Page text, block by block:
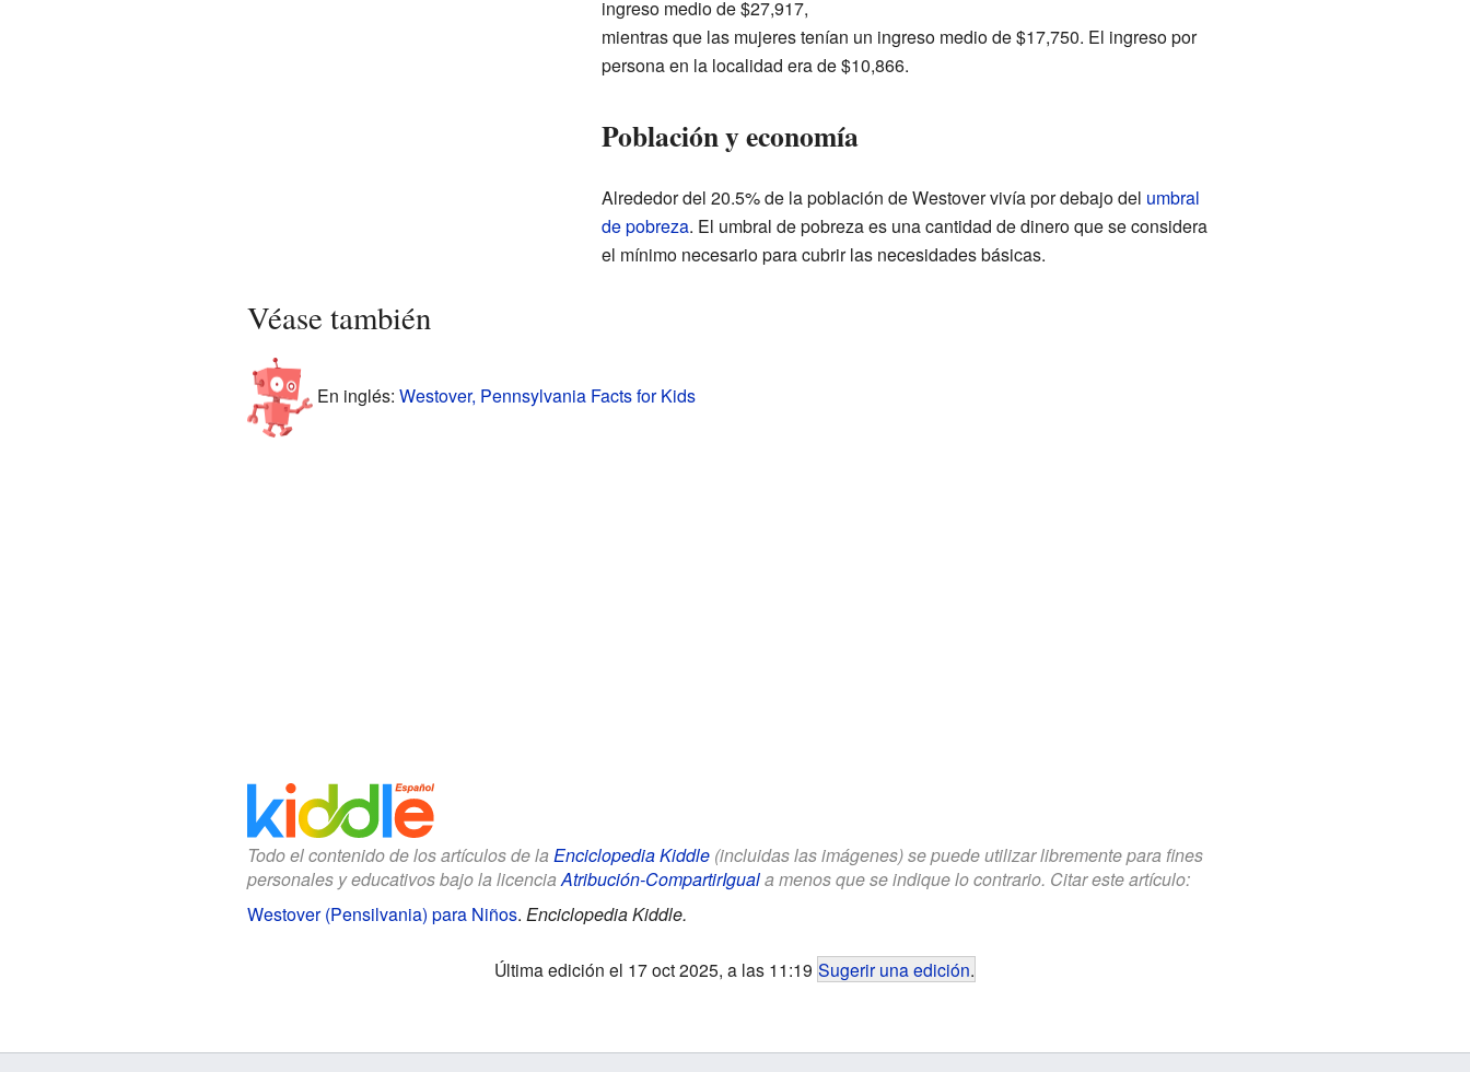
ingreso medio de $27,917,
mientras que las mujeres tenían un ingreso medio de $17,750. El ingreso por
persona en la localidad era de $10,866.
Población y economía
Alrededor del 20.5% de la población de Westover vivía por debajo del umbral
de pobreza. El umbral de pobreza es una cantidad de dinero que se considera
el mínimo necesario para cubrir las necesidades básicas.
Véase también
En inglés: Westover, Pennsylvania Facts for Kids
Todo el contenido de los artículos de la Enciclopedia Kiddle(incluidas las imágenes) se puede utilizar libremente para fines
personales y educativos bajo la licenciaAtribución-CompartirIguala menos que se indique lo contrario. Citar este artículo:
Westover (Pensilvania) para Niños. Enciclopedia Kiddle.
Última edición el 17 oct 2025, a las 11:19 Sugerir una edición.